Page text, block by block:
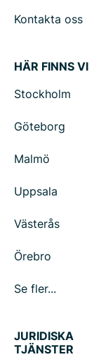
Kontakta oss
HÄR FINNS VI
Stockholm
Göteborg
Malmö
Uppsala
Västerås
Örebro
Se fler...
JURIDISKA
TJÄNSTER